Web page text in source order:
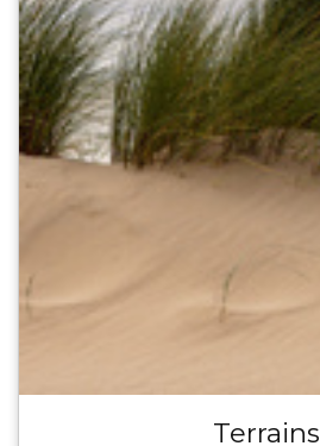
Terrains